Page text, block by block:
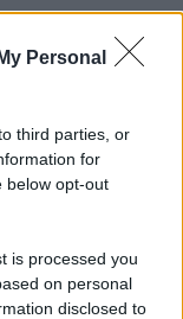
Personal
third parties, or
for
below opt-out
is processed you
on personal
disclosed to
- Testata
N. 8/2020 - RG N.
ALL’ANSO
ONLINE)